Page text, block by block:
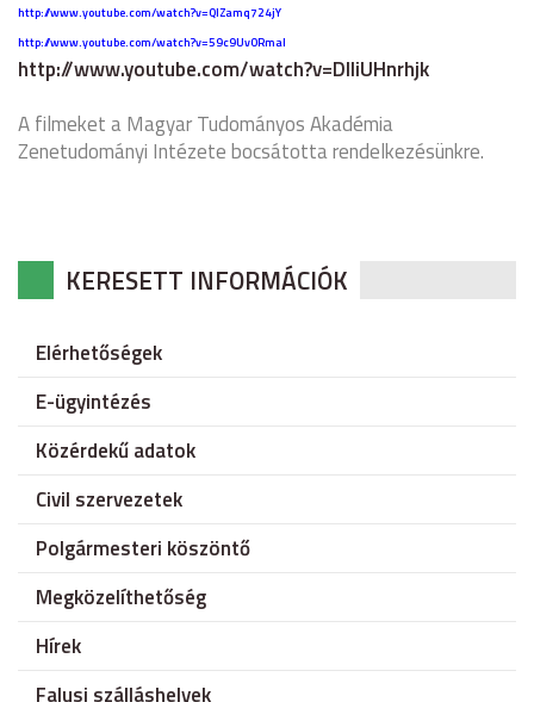
http://www.youtube.com/watch?v=QlZamq724jY
http://www.youtube.com/watch?v=59c9UvORmaI
http://www.youtube.com/watch?v=DIIiUHnrhjk
A filmeket a Magyar Tudományos Akadémia
Zenetudományi Intézete bocsátotta rendelkezésünkre.
KERESETT INFORMÁCIÓK
Elérhetőségek
E-ügyintézés
Közérdekű adatok
Civil szervezetek
Polgármesteri köszöntő
Megközelíthetőség
Hírek
Falusi szálláshelyek